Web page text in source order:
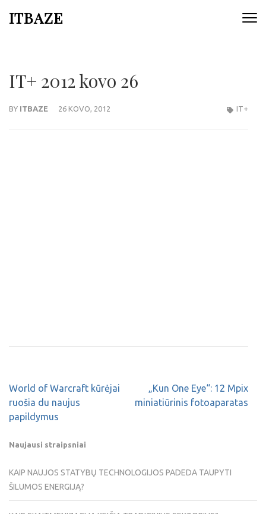
ITBAZE
IT+ 2012 kovo 26
BY ITBAZE 26 KOVO, 2012 IT+
World of Warcraft kūrėjai
ruošia du naujus
papildymus
„Kun One Eye“: 12 Mpix
miniatiūrinis fotoaparatas
Naujausi straipsniai
KAIP NAUJOS STATYBŲ TECHNOLOGIJOS PADEDA TAUPYTI
ŠILUMOS ENERGIJĄ?